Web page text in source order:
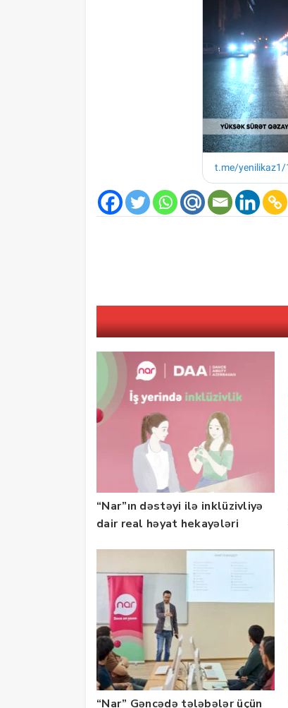
“Nar”ın dəstəyi ilə inklüzivliyə
dair real həyat hekayələri
“Nar” Gəncədə tələbələr üçün